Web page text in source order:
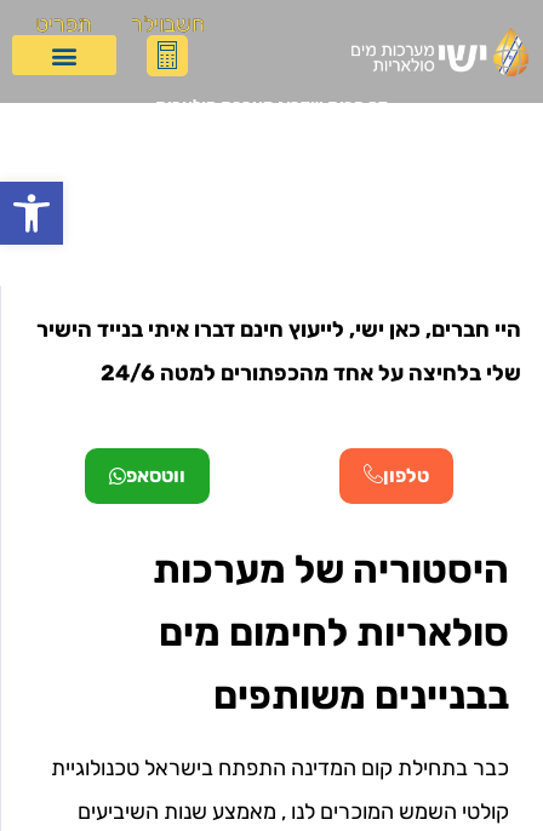
חשבוילר תפריט
דף הביתשדרוג מערכת סולארית
היי חברים, כאן ישי, לייעוץ חינם דברו איתי בנייד הישיר
שלי בלחיצה על אחד מהכפתורים למטה 24/6
טלפון ווטסאפ
היסטוריה של מערכות
סולאריות לחימום מים
בבניינים משותפים
כבר בתחילת קום המדינה התפתח בישראל טכנולוגיית
קולטי השמש המוכרים לנו , מאמצע שנות השיביעים